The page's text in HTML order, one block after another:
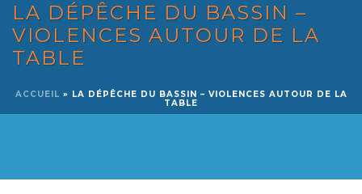
LA DÉPÊCHE DU BASSIN –
VIOLENCES AUTOUR DE LA
TABLE
ACCUEIL » LA DÉPÊCHE DU BASSIN – VIOLENCES AUTOUR DE LA
TABLE